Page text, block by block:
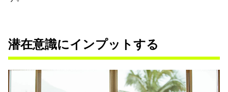
潜在意識にインプットする